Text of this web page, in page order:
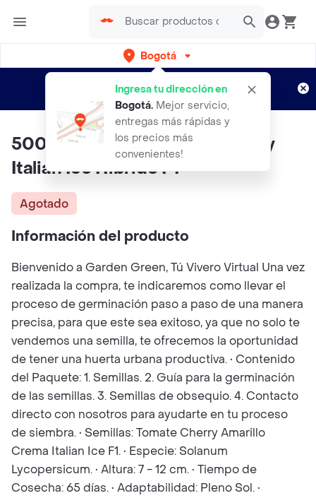
Bogotá
Ingresa tu dirección en
Bogotá. Mejor servicio,
entregas más rápidas y
los precios más
convenientes!
envíos gratis por semanas
Aplican TyC
500 Semillas De Tomate Cherry
Italian Ice Híbrido F1
Agotado
Información del producto
Bienvenido a Garden Green, Tú Vivero Virtual Una vez
realizada la compra, te indicaremos como llevar el
proceso de germinación paso a paso de una manera
precisa, para que este sea exitoso, ya que no solo te
vendemos una semilla, te ofrecemos la oportunidad
de tener una huerta urbana productiva. • Contenido
del Paquete: 1. Semillas. 2. Guía para la germinación
de las semillas. 3. Semillas de obsequio. 4. Contacto
directo con nosotros para ayudarte en tu proceso
de siembra. • Semillas: Tomate Cherry Amarillo
Crema Italian Ice F1. • Especie: Solanum
Lycopersicum. • Altura: 7 - 12 cm. • Tiempo de
Cosecha: 65 días. • Adaptabilidad: Pleno Sol. •